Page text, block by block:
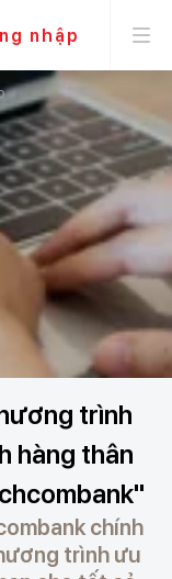
nhập
trình
hàng thân
chính
trình ưu